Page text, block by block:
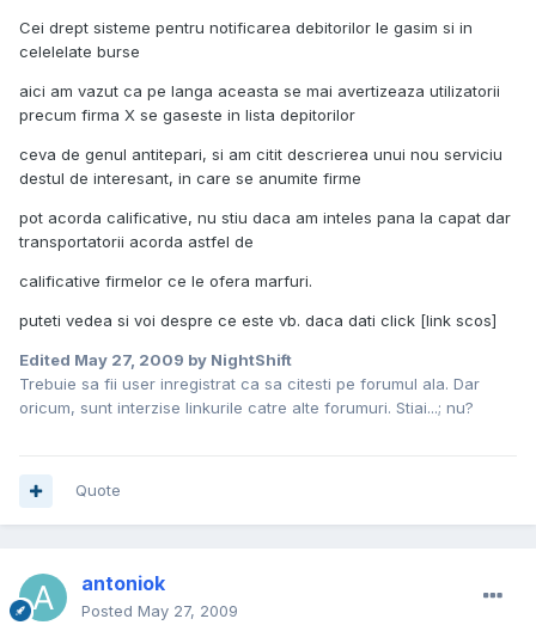
Cei drept sisteme pentru notificarea debitorilor le gasim si in
celelelate burse
aici am vazut ca pe langa aceasta se mai avertizeaza utilizatorii
precum firma X se gaseste in lista depitorilor
ceva de genul antitepari, si am citit descrierea unui nou serviciu
destul de interesant, in care se anumite firme
pot acorda calificative, nu stiu daca am inteles pana la capat dar
transportatorii acorda astfel de
calificative firmelor ce le ofera marfuri.
puteti vedea si voi despre ce este vb. daca dati click [link scos]
Edited May 27, 2009 by NightShift
Trebuie sa fii user inregistrat ca sa citesti pe forumul ala. Dar
oricum, sunt interzise linkurile catre alte forumuri. Stiai...; nu?
Quote
antoniok
Posted May 27, 2009